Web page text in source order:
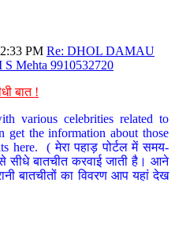
PM Re: DHOL DAMAU
S Mehta 9910532720
बात !
various celebrities related to
get the information about those
here. ( मेरा पहाड़ पोर्टल में समय-
सीधे बातचीत करवाई जाती है। आने
बातचीतों का विवरण आप यहां देख